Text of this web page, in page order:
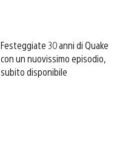
Festeggiate 30 anni di Quake
con un nuovissimo episodio,
subito disponibile